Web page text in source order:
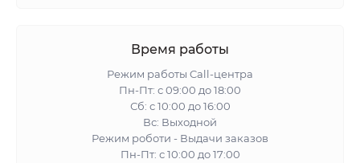
Время работы
Режим работы Call-центра
Пн-Пт: с 09:00 до 18:00
Сб: с 10:00 до 16:00
Вс: Выходной
Режим роботи - Выдачи заказов
Пн-Пт: с 10:00 до 17:00